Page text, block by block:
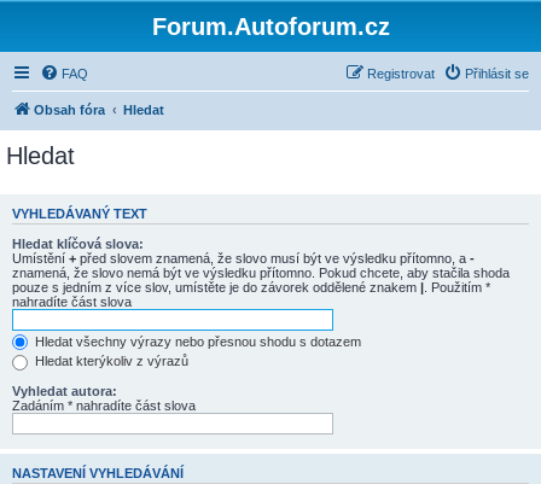
Forum.Autoforum.cz
FAQ Přihlásit se
Registrovat
Obsah fóra Hledat
Hledat
VYHLEDÁVANÝ TEXT
Hledat klíčová slova:
Umístění + před slovem znamená, že slovo musí být ve výsledku přítomno, a -
znamená, že slovo nemá být ve výsledku přítomno. Pokud chcete, aby stačila shoda
pouze s jedním z více slov, umístěte je do závorek oddělené znakem | . Použitím *
nahradíte část slova
Hledat všechny výrazy nebo přesnou shodu s dotazem
Hledat kterýkoliv z výrazů
Vyhledat autora:
Zadáním * nahradíte část slova
NASTAVENÍ VYHLEDÁVÁNÍ